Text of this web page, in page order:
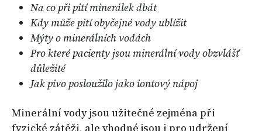
Na co při pití minerálek dbát
Kdy může pití obyčejné vody ublížit
Mýty o minerálních vodách
Pro které pacienty jsou minerální vody obzvlášť
důležité
Jak pivo posloužilo jako iontový nápoj
Minerální vody jsou užitečné zejména při